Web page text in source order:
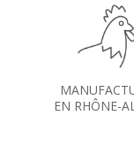
EN RHÔNE-